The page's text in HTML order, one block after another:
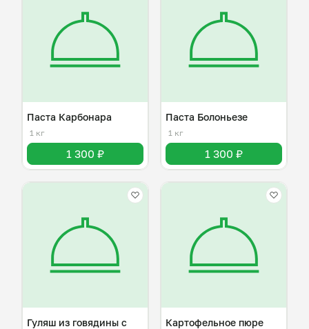
Паста Карбонара
1 кг
1 300 ₽
Паста Болоньезе
1 кг
1 300 ₽
Гуляш из говядины с
Картофельное пюре